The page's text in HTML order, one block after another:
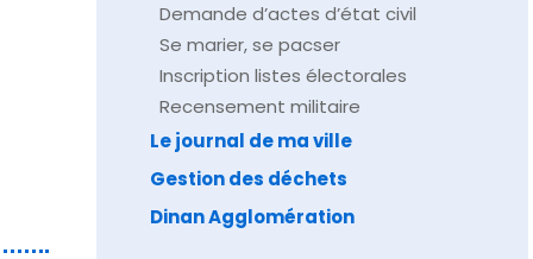
Demande d’actes d’état civil
Se marier, se pacser
Inscription listes électorales
Recensement militaire
Le journal de ma ville
Gestion des déchets
Dinan Agglomération